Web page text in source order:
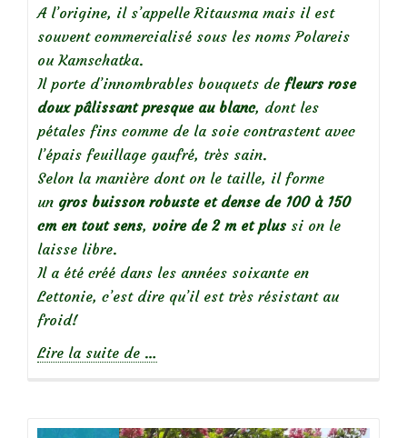
A l’origine, il s’appelle Ritausma mais il est
souvent commercialisé sous les noms Polareis
ou Kamschatka.
Il porte d’innombrables bouquets de fleurs rose
doux pâlissant presque au blanc, dont les
pétales fins comme de la soie contrastent avec
l’épais feuillage gaufré, très sain.
Selon la manière dont on le taille, il forme
un gros buisson robuste et dense de 100 à 150
cm en tout sens, voire de 2 m et plus si on le
laisse libre.
Il a été créé dans les années soixante en
Lettonie, c’est dire qu’il est très résistant au
froid!
Lire la suite de à
…